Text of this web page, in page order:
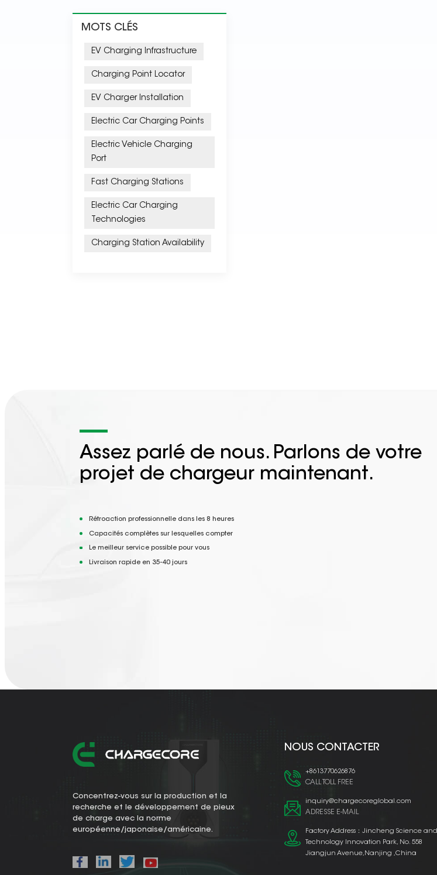
MOTS CLÉS
EV Charging Infrastructure
Charging Point Locator
EV Charger Installation
Electric Car Charging Points
Electric Vehicle Charging
Port
Fast Charging Stations
Electric Car Charging
Technologies
Charging Station Availability
Assez parlé de nous. Parlons de votre
projet de chargeur maintenant.
Rétroaction professionnelle dans les 8 heures
Capacités complètes sur lesquelles compter
Le meilleur service possible pour vous
Livraison rapide en 35-40 jours
Concentrez-vous sur la production et la
recherche et le développement de pieux
de charge avec la norme
européenne/japonaise/américaine.
NOUS CONTACTER
+8613770626876
CALL TOLL FREE
inquiry@chargecoreglobal.com
ADRESSE E-MAIL
Factory Address：Jincheng Science and
Technology Innovation Park, No. 558
Jiangjun Avenue,Nanjing ,China